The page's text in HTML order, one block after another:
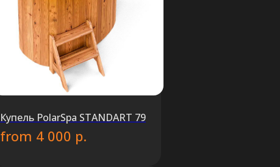
Купель PolarSpa STANDART 79
from 4 000 р.